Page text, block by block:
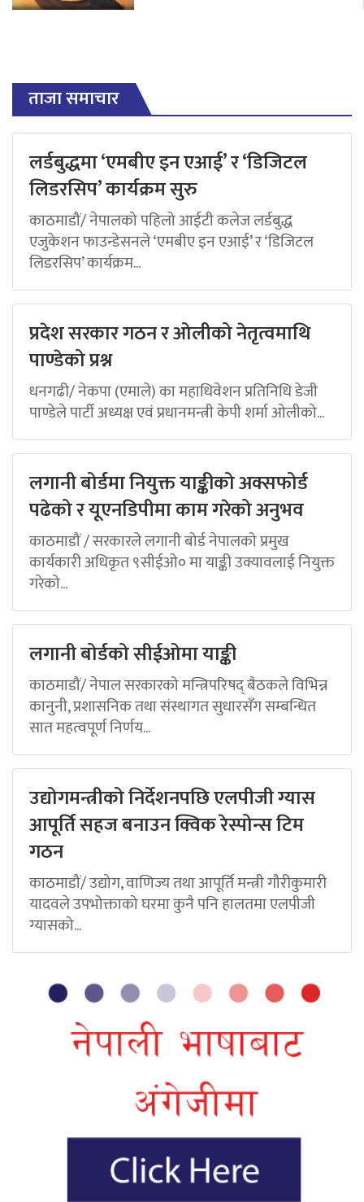
ताजा समाचार
लर्डबुद्धमा ‘एमबीए इन एआई’ र ‘डिजिटल
लिडरसिप’ कार्यक्रम सुरु
काठमाडौं/ नेपालको पहिलो आईटी कलेज लर्डबुद्ध
एजुकेशन फाउन्डेसनले ‘एमबीए इन एआई’ र ‘डिजिटल
लिडरसिप’ कार्यक्रम...
प्रदेश सरकार गठन र ओलीको नेतृत्वमाथि
पाण्डेको प्रश्न
धनगढी/ नेकपा (एमाले) का महाधिवेशन प्रतिनिधि डेजी
पाण्डेले पार्टी अध्यक्ष एवं प्रधानमन्त्री केपी शर्मा ओलीको...
लगानी बोर्डमा नियुक्त याङ्कीको अक्सफोर्ड
पढेको र यूएनडिपीमा काम गरेको अनुभव
काठमाडौं / सरकारले लगानी बोर्ड नेपालको प्रमुख
कार्यकारी अधिकृत ९सीईओ० मा याङ्की उक्यावलाई नियुक्त
गरेको...
लगानी बोर्डको सीईओमा याङ्की
काठमाडौं/ नेपाल सरकारको मन्त्रिपरिषद् बैठकले विभिन्न
कानुनी, प्रशासनिक तथा संस्थागत सुधारसँग सम्बन्धित
सात महत्वपूर्ण निर्णय...
उद्योगमन्त्रीको निर्देशनपछि एलपीजी ग्यास
आपूर्ति सहज बनाउन क्विक रेस्पोन्स टिम
गठन
काठमाडौं/ उद्योग, वाणिज्य तथा आपूर्ति मन्त्री गौरीकुमारी
यादवले उपभोक्ताको घरमा कुनै पनि हालतमा एलपीजी
ग्यासको...